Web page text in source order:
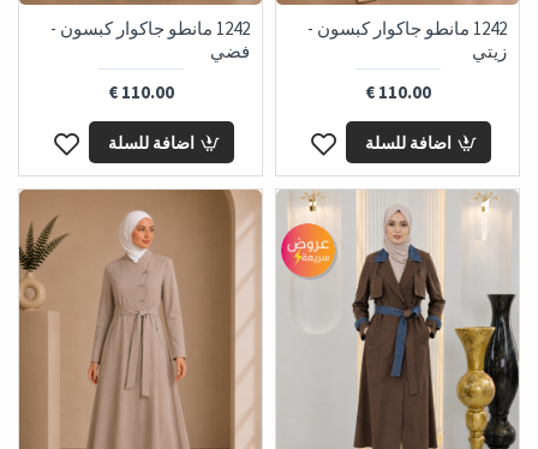
1242 مانطو جاكوار كبسون -
زيتي
110.00 €
اضافة للسلة
1242 مانطو جاكوار كبسون -
فضي
110.00 €
اضافة للسلة